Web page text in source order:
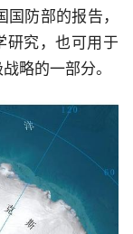
防部的报告，
研究，也可用于
略的一部分。